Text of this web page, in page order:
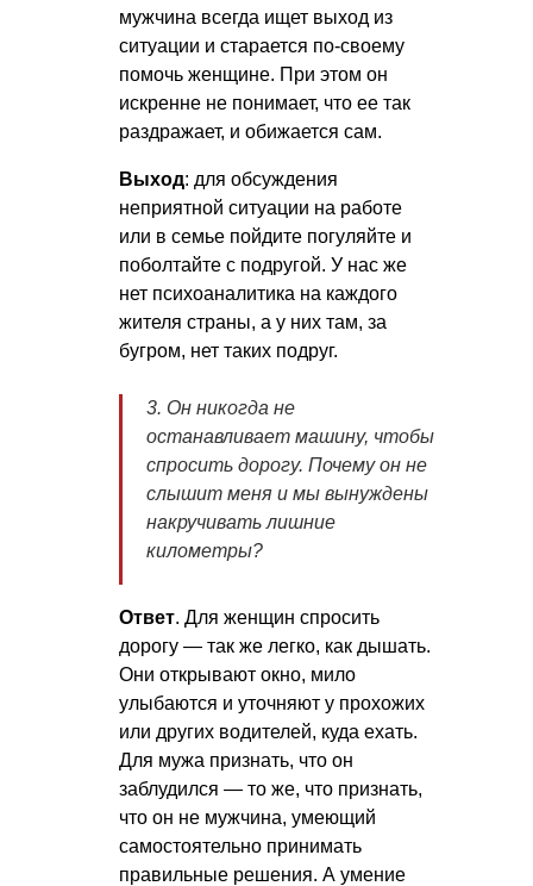
мужчина всегда ищет выход из
ситуации и старается по-своему
помочь женщине. При этом он
искренне не понимает, что ее так
раздражает, и обижается сам.
Выход: для обсуждения
неприятной ситуации на работе
или в семье пойдите погуляйте и
поболтайте с подругой. У нас же
нет психоаналитика на каждого
жителя страны, а у них там, за
бугром, нет таких подруг.
3. Он никогда не
останавливает машину, чтобы
спросить дорогу. Почему он не
слышит меня и мы вынуждены
накручивать лишние
километры?
Ответ. Для женщин спросить
дорогу — так же легко, как дышать.
Они открывают окно, мило
улыбаются и уточняют у прохожих
или других водителей, куда ехать.
Для мужа признать, что он
заблудился — то же, что признать,
что он не мужчина, умеющий
самостоятельно принимать
правильные решения. А умение